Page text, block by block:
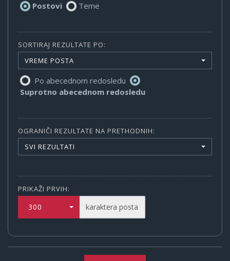
Postovi Teme
SORTIRAJ REZULTATE PO:
VREME POSTA
Po abecednom redosledu
Suprotno abecednom redosledu
OGRANIČI REZULTATE NA PRETHODNIH:
SVI REZULTATI
PRIKAŽI PRVIH:
300 karaktera posta